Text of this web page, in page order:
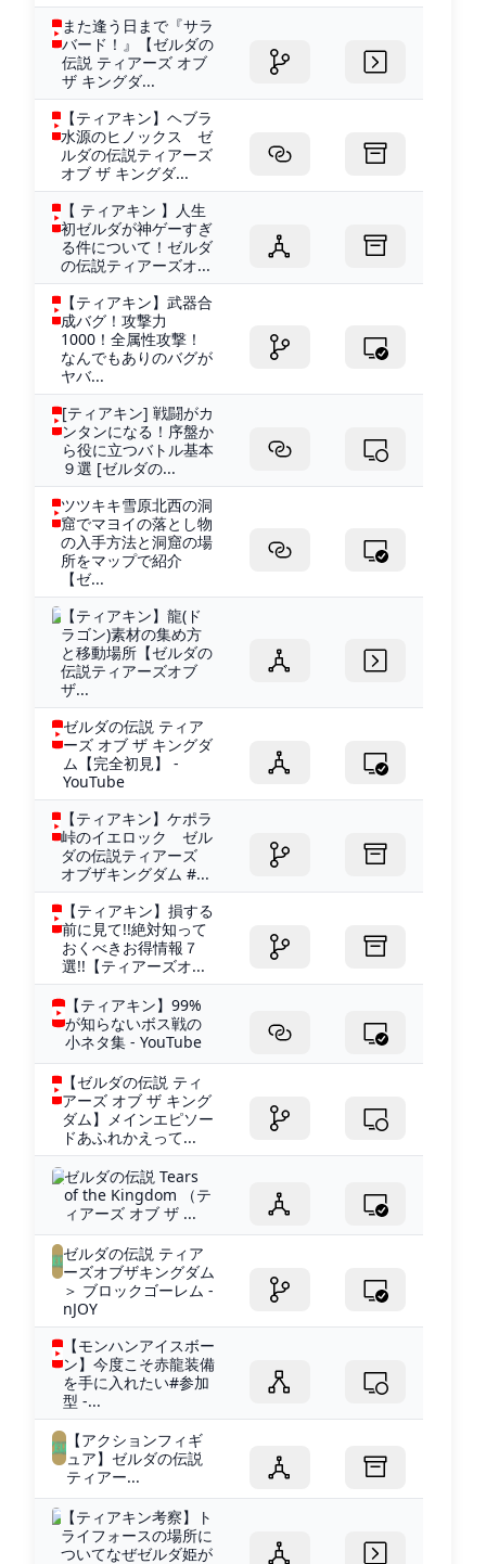
また逢う日まで『サラ
バード！』【ゼルダの
伝説 ティアーズ オブ
ザ キングダ...
【ティアキン】ヘブラ
水源のヒノックス ゼ
ルダの伝説ティアーズ
オブ ザ キングダ...
【 ティアキン 】人生
初ゼルダが神ゲーすぎ
る件について！ゼルダ
の伝説ティアーズオ...
【ティアキン】武器合
成バグ！攻撃力
1000！全属性攻撃！
なんでもありのバグが
ヤバ...
[ティアキン] 戦闘がカ
ンタンになる！序盤か
ら役に立つバトル基本
９選 [ゼルダの...
ツツキキ雪原北西の洞
窟でマヨイの落とし物
の入手方法と洞窟の場
所をマップで紹介
【ゼ...
【ティアキン】龍(ド
ラゴン)素材の集め方
と移動場所【ゼルダの
伝説ティアーズオブ
ザ...
ゼルダの伝説 ティア
ーズ オブ ザ キングダ
ム【完全初見】 -
YouTube
【ティアキン】ケポラ
峠のイエロック ゼル
ダの伝説ティアーズ
オブザキングダム #...
【ティアキン】損する
前に見て!!絶対知って
おくべきお得情報７
選!!【ティアーズオ...
【ティアキン】99%
が知らないボス戦の
小ネタ集 - YouTube
【ゼルダの伝説 ティ
アーズ オブ ザ キング
ダム】メインエピソー
ドあふれかえって...
ゼルダの伝説 Tears
of the Kingdom （テ
ィアーズ オブ ザ ...
ゼルダの伝説 ティア
ーズオブザキングダム
＞ ブロックゴーレム -
nJOY
【モンハンアイスボー
ン】今度こそ赤龍装備
を手に入れたい#参加
型 -...
【アクションフィギ
ュア】ゼルダの伝説
ティアー...
【ティアキン考察】ト
ライフォースの場所に
ついてなぜゼルダ姫が